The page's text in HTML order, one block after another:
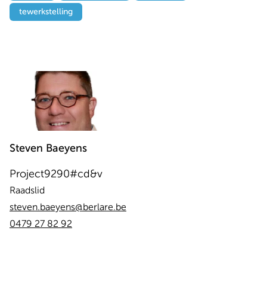
tewerkstelling
Steven Baeyens
Project9290#cd&v
Raadslid
steven.baeyens@berlare.be
0479 27 82 92